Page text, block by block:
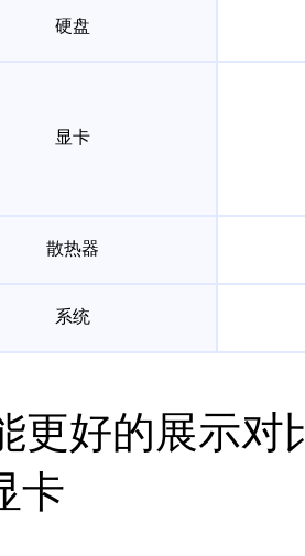
硬盘
显卡
散热器
系统
好的展示对
卡